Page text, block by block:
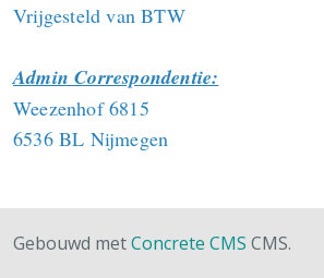
Vrijgesteld van BTW
Admin Correspondentie:
Weezenhof 6815
6536 BL Nijmegen
Gebouwd metConcrete CMS CMS.